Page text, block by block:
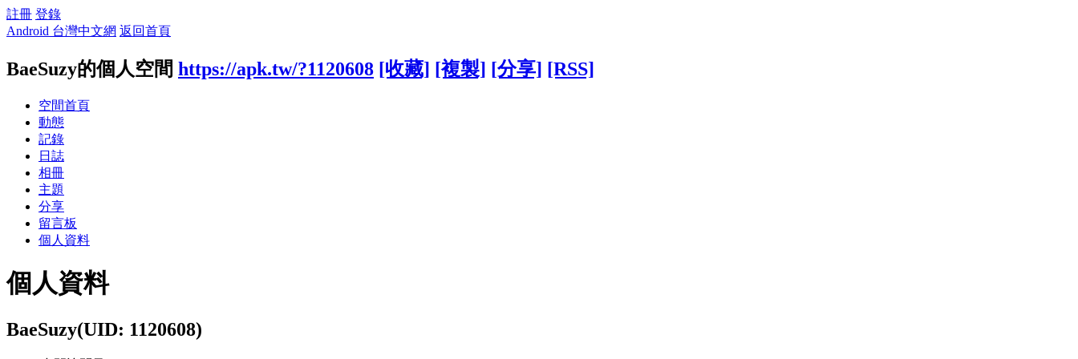
註冊 登錄
Android 台灣中文網 返回首頁
BaeSuzy的個人空間 https://apk.tw/?1120608 [收藏] [複製] [分享] [RSS]
空間首頁
動態
記錄
日誌
相冊
主題
分享
留言板
個人資料
個人資料
BaeSuzy(UID: 1120608)